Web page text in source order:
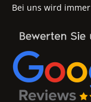
Bei uns wird